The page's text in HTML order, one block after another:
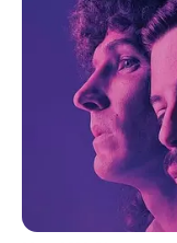
– Értem –
ennivalót. Ez
Éreztem, ahogy
az étel miatt,
Este sokáig